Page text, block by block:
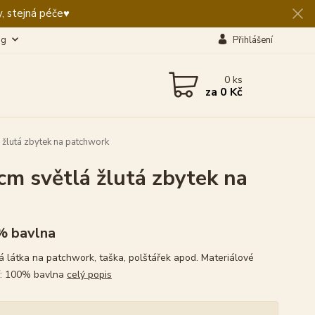
stejná péče♥️
Přihlášení
0ks
za 0 Kč
zbytek na patchwork
světlá žlutá zbytek na
bavlna
látka na patchwork, taška, polštářek apod. Materiálové
100% bavlna celý popis